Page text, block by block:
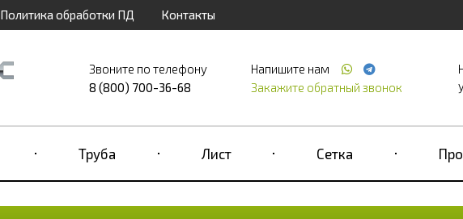
Политика обработки ПД Контакты
Звоните по телефону
8 (800) 700-36-68
Напишите нам
Закажите обратный звонок
Труба Лист Сетка